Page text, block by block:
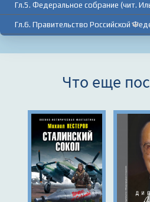
Гл.5. Федеральное собрание (чит.
Гл.6. Правительство Российской
Гл.9. Конституционные поправки и
Что еще